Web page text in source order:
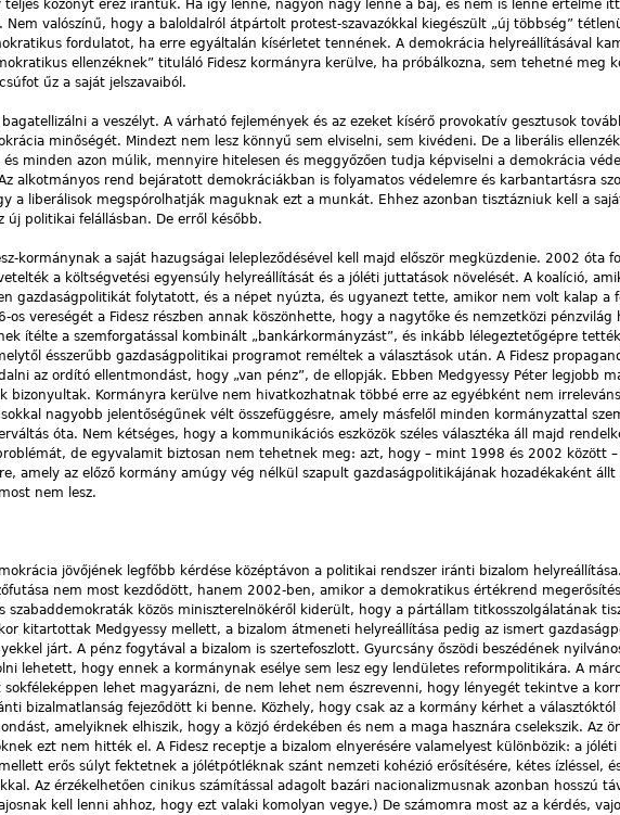
teljes közönyt érez irántuk. Ha így lenne, nagyon nagy lenne a baj, és nem is lenne értelme
Nem valószínű, hogy a baloldalról átpártolt protest-szavazókkal kiegészült „új többség”
fordulatot, ha erre egyáltalán kísérletet tennének. A demokrácia helyreállításával
ellenzéknek” tituláló Fidesz kormányra kerülve, ha próbálkozna, sem tehetné meg
űz a saját jelszavaiból.
a veszélyt. A várható fejlemények és az ezeket kísérő provokatív gesztusok
minőségét. Mindezt nem lesz könnyű sem elviselni, sem kivédeni. De a liberális
minden azon múlik, mennyire hitelesen és meggyőzően tudja képviselni a demokrácia
alkotmányos rend bejáratott demokráciákban is folyamatos védelemre és karbantartásra
a liberálisok megspórolhatják maguknak ezt a munkát. Ehhez azonban tisztázniuk kell a
új politikai felállásban. De erről később.
kormánynak a saját hazugságai lelepleződésével kell majd először megküzdenie. 2002 óta
a költségvetési egyensúly helyreállítását és a jóléti juttatások növelését. A koalíció,
gazdaságpolitikát folytatott, és a népet nyúzta, és ugyanezt tette, amikor nem volt kalap a
os vereségét a Fidesz részben annak köszönhette, hogy a nagytőke és nemzetközi pénzvilág
ítélte a szemforgatással kombinált „bankárkormányzást”, és inkább lélegeztetőgépre tették
ésszerűbb gazdaságpolitikai programot reméltek a választások után. A Fidesz
az ordító ellentmondást, hogy „van pénz”, de ellopják. Ebben Medgyessy Péter legjobb
bizonyultak. Kormányra kerülve nem hivatkozhatnak többé erre az egyébként nem
nagyobb jelentőségűnek vélt összefüggésre, amely másfelől minden kormányzattal
óta. Nem kétséges, hogy a kommunikációs eszközök széles választéka áll majd
de egyvalamit biztosan nem tehetnek meg: azt, hogy – mint 1998 és 2002 között
amely az előző kormány amúgy vég nélkül szapult gazdaságpolitikájának hozadékaként
nem lesz.
jövőjének legfőbb kérdése középtávon a politikai rendszer iránti bizalom helyreállítása.
nem most kezdődött, hanem 2002-ben, amikor a demokratikus értékrend
szabaddemokraták közös miniszterelnökéről kiderült, hogy a pártállam titkosszolgálatának
kitartottak Medgyessy mellett, a bizalom átmeneti helyreállítása pedig az ismert
járt. A pénz fogytával a bizalom is szertefoszlott. Gyurcsány őszödi beszédének
lehetett, hogy ennek a kormánynak esélye sem lesz egy lendületes reformpolitikára. A
sokféleképpen lehet magyarázni, de nem lehet nem észrevenni, hogy lényegét tekintve a
bizalmatlanság fejeződött ki benne. Közhely, hogy csak az a kormány kérhet a
amelyiknek elhiszik, hogy a közjó érdekében és nem a maga hasznára cselekszik. Az
ezt nem hitték el. A Fidesz receptje a bizalom elnyerésére valamelyest különbözik: a
erős súlyt fektetnek a jólétpótléknak szánt nemzeti kohézió erősítésére, kétes ízléssel,
Az érzékelhetően cinikus számítással adagolt bazári nacionalizmusnak azonban hosszú
kell lenni ahhoz, hogy ezt valaki komolyan vegye.) De számomra most az a kérdés,